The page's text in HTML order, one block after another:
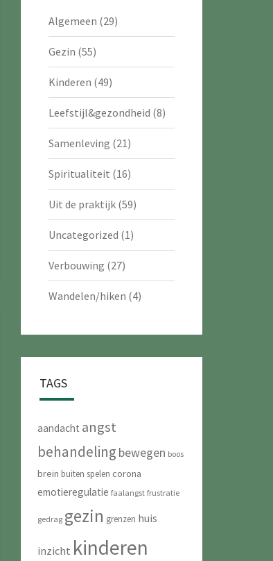
Algemeen (29)
Gezin (55)
Kinderen (49)
Leefstijl&gezondheid (8)
Samenleving (21)
Spiritualiteit (16)
Uit de praktijk(59)
Uncategorized (1)
Verbouwing (27)
Wandelen/hiken (4)
TAGS
aandacht angst
behandeling bewegen boos
brein buiten spelen corona
emotieregulatie faalangst frustratie
gedrag gezin grenzen huis
inzicht kinderen